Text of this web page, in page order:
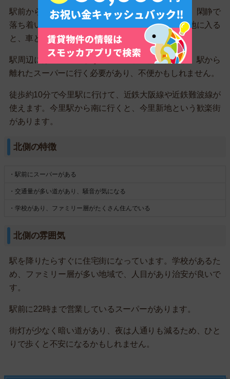
駅前から住宅街が広がっています。戸建てが多く、閑静で
落ち着いた雰囲気になっています。大通りから路地に入る
と、車とすれ違えないくらいの細い道が多いです。
駅周辺にはスーパーがないため、駅北側に行くか、駅から
離れたスーパーに行く必要があり、不便かもしれません。
徒歩約10分で今里駅に行けて、近鉄大阪線や近鉄難波線が
使えます。今里駅から南に行くと、今里新地という歓楽街
があります。
北側の特徴
・駅前にスーパーがある
・交通量が多い道があり、騒音が気になる
・学校があり、ファミリー層がたくさん住んでいる
北側の雰囲気
駅を降りたらすぐに住宅街になっています。学校があるた
め、ファミリー層が多い地域で、人目があり治安が良いで
す。
駅前に22時まで営業しているスーパーがあります。
街灯が少なく暗い道があり、夜は人通りも減るため、ひと
りで歩くと不安になるかもしれません。